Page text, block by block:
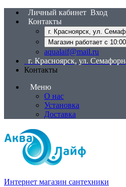
Личный кабинет Вход
Контакты
г. Красноярск, ул.
Магазин работает с 10:00
aqualaif@mail.ru
г. Красноярск, ул.
Контакты
Меню
О нас
Установка
Доставка
Интернет магазин сантехники